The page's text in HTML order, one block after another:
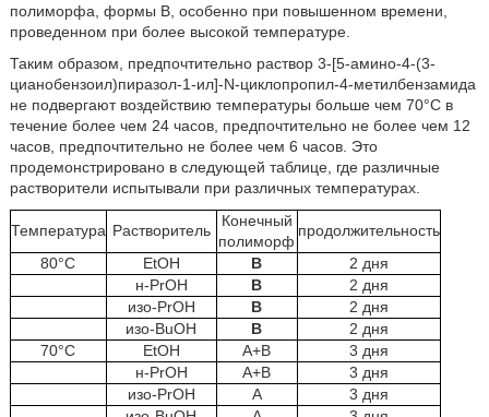
полиморфа, формы B, особенно при повышенном времени,
проведенном при более высокой температуре.
Таким образом, предпочтительно раствор 3-[5-амино-4-(3-
цианобензоил)пиразол-1-ил]-N-циклопропил-4-метилбензамида
не подвергают воздействию температуры больше чем 70°C в
течение более чем 24 часов, предпочтительно не более чем 12
часов, предпочтительно не более чем 6 часов. Это
продемонстрировано в следующей таблице, где различные
растворители испытывали при различных температурах.
Температура Растворитель
Конечный
полиморф
продолжительность
80°C
EtOH B
2 дня
н-PrOH
B
2 дня
изо-PrOH
B
2 дня
изо-BuOH
B
2 дня
70°C
EtOH A+B
3 дня
н-PrOH
A+B
3 дня
изо-PrOH
A
3 дня